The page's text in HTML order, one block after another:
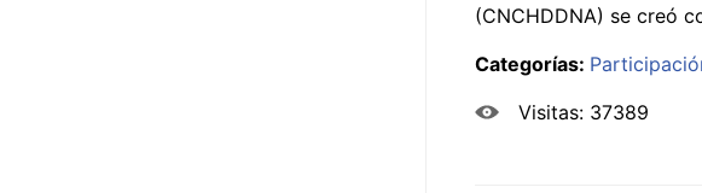
(CNCHDDNA) se creó
Categorías:
Visitas: 37389